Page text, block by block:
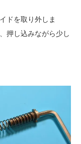
ドを取り外しま
押し込みながら少し